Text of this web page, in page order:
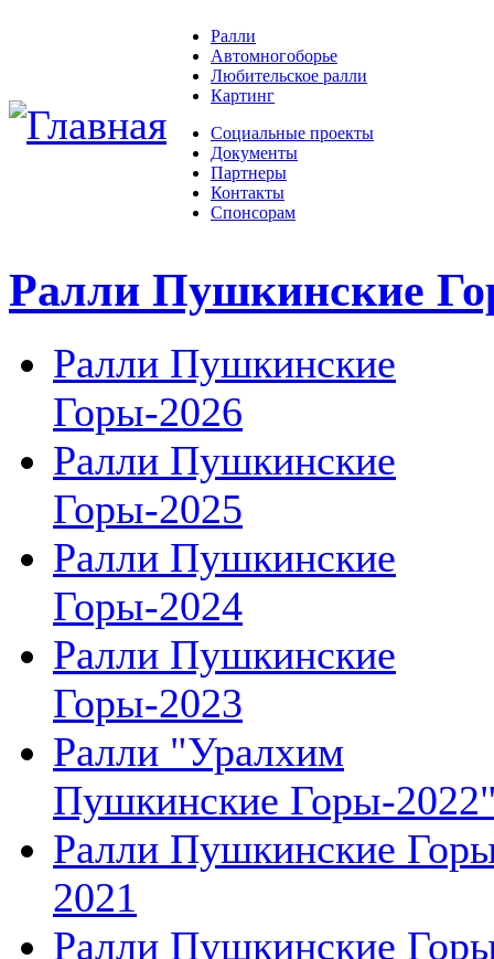
Ралли
Автомногоборье
Любительское ралли
Картинг
Социальные проекты
Документы
Партнеры
Контакты
Спонсорам
Ралли Пушкинские
Ралли Пушкинские
Горы-2026
Ралли Пушкинские
Горы-2025
Ралли Пушкинские
Горы-2024
Ралли Пушкинские
Горы-2023
Ралли "Уралхим
Пушкинские Горы-
Ралли Пушкинские
2021
Ралли Пушкинские